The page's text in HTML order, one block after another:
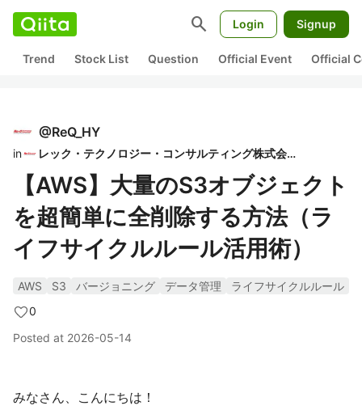
search Login Signup
Trend Stock List Question Official Event Official
@ReQ_HY
in レック・テクノロジー・コンサルティング株式会社
【AWS】大量のS3オブジェクト
を超簡単に全削除する方法（ラ
イフサイクルルール活用術）
AWS S3 バージョニング データ管理
ライフサイクルルール
0
Posted at 2026-05-14
みなさん、こんにちは！